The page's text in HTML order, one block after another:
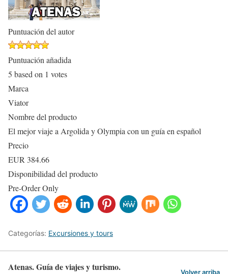
Puntuación del autor
Puntuación añadida
5 based on 1 votes
Marca
Viator
Nombre del producto
El mejor viaje a Argolida y Olympia con un guía en español
Precio
EUR 384.66
Disponibilidad del producto
Pre-Order Only
Categorías: Excursiones y tours
Atenas. Guía de viajes y turismo. Volver arriba